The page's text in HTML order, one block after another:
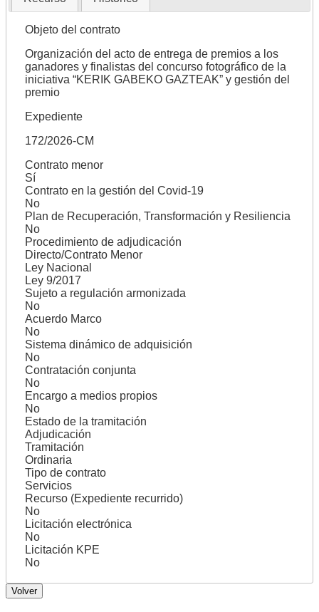
Objeto del contrato
Organización del acto de entrega de premios a los
ganadores y finalistas del concurso fotográfico de la
iniciativa “KERIK GABEKO GAZTEAK” y gestión del
premio
Expediente
172/2026-CM
Contrato menor
Sí
Contrato en la gestión del Covid-19
No
Plan de Recuperación, Transformación y Resiliencia
No
Procedimiento de adjudicación
Directo/Contrato Menor
Ley Nacional
Ley 9/2017
Sujeto a regulación armonizada
No
Acuerdo Marco
No
Sistema dinámico de adquisición
No
Contratación conjunta
No
Encargo a medios propios
No
Estado de la tramitación
Adjudicación
Tramitación
Ordinaria
Tipo de contrato
Servicios
Recurso (Expediente recurrido)
No
Licitación electrónica
No
Licitación KPE
No